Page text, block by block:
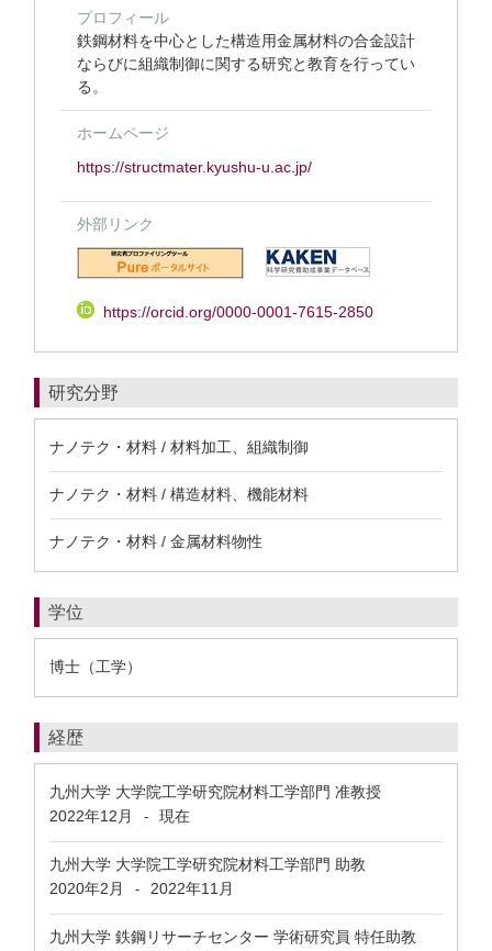
プロフィール
鉄鋼材料を中心とした構造用金属材料の合金設計
ならびに組織制御に関する研究と教育を行ってい
る。
ホームページ
https://structmater.kyushu-u.ac.jp/
外部リンク
https://orcid.org/0000-0001-7615-2850
研究分野
ナノテク・材料 / 材料加工、組織制御
ナノテク・材料 / 構造材料、機能材料
ナノテク・材料 / 金属材料物性
学位
博士（工学）
経歴
九州大学 大学院工学研究院材料工学部門 准教授
2022年12月
- 現在
九州大学 大学院工学研究院材料工学部門 助教
2020年2月
- 2022年11月
九州大学 鉄鋼リサーチセンター 学術研究員 特任助教